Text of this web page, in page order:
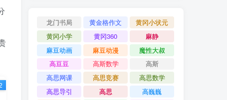
龙门书局 黄金格作文
黄冈小状元
黄冈小学
黄冈360
麻静
麻豆动画
麻豆动漫
魔性大叔
高豆豆
高斯数学
高斯
高思网课
高思竞赛
高思数学
高思导引
高思
高巍巍